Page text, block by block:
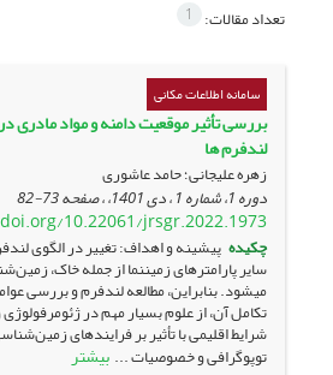
تعداد مقالات: 1
سامانه اطلاعات مکانی
بررسی تأثیر موقعیت دامنه و مواد مادری
لندفرم ها
زهره علیجانی؛ حامد عاشوری
دوره 1، شماره 1 ، دی 1401، ، صفحه 73-82
10.22061/jrsgr.2022.1973
چکیده پیشینه و اهداف: تغییر در الگوی
سایر پارامترهای زمین­نما از جمله خاک،
می­شود. بنابراین، مطالعه لندفرم و بررسی
تکامل آن، از علوم بسیار مهم در
شرایط اقلیمی با تأثیر بر فرایندهای
توپوگرافی و خصوصیات ... بیشتر